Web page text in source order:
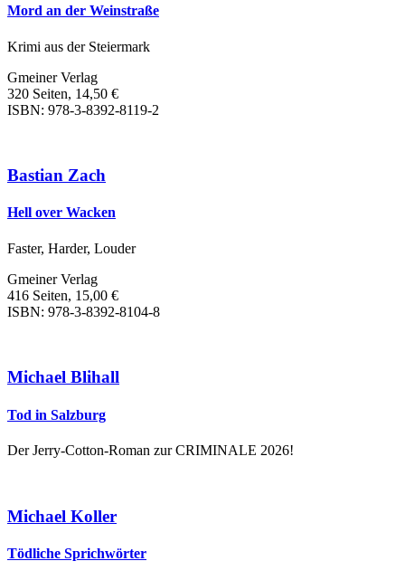
Mord an der Weinstraße
Krimi aus der Steiermark
Gmeiner Verlag
320 Seiten, 14,50 €
ISBN: 978-3-8392-8119-2
Bastian Zach
Hell over Wacken
Faster, Harder, Louder
Gmeiner Verlag
416 Seiten, 15,00 €
ISBN: 978-3-8392-8104-8
Michael Blihall
Tod in Salzburg
Der Jerry-Cotton-Roman zur CRIMINALE 2026!
Michael Koller
Tödliche Sprichwörter